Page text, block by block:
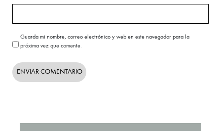
Guarda mi nombre, correo electrónico y web en este navegador para la
próxima vez que comente.